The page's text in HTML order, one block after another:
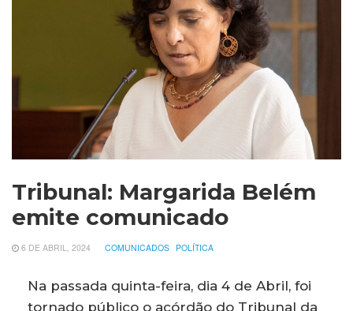
Tribunal: Margarida Belém
emite comunicado
6 DE ABRIL, 2024 COMUNICADOS POLÍTICA
Na passada quinta-feira, dia 4 de Abril, foi
tornado público o acórdão do Tribunal da